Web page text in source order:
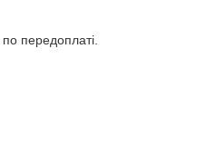
передоплаті.